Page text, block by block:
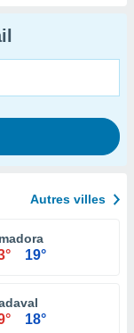
Autres villes
19°
18°